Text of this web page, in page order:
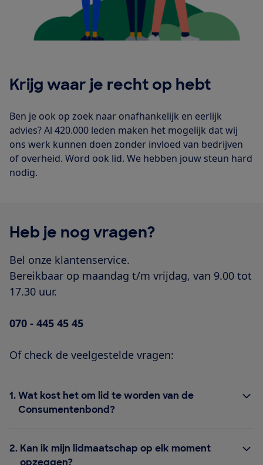
Krijg waar je recht op hebt
Ben je ook op zoek naar onafhankelijk en eerlijk
advies? Al 420.000 leden maken het mogelijk dat wij
ons werk kunnen doen zonder invloed van bedrijven
of overheid. Word ook lid. We hebben jouw steun hard
nodig.
Heb je nog vragen?
Bel onze klantenservice.
Bereikbaar op maandag t/m vrijdag, van 9.00 tot
17.30 uur.
070 - 445 45 45
Of check de veelgestelde vragen:
1.Wat kost het om lid te worden van de
Consumentenbond?
2. Kan ik mijn lidmaatschap op elk moment
opzeggen?